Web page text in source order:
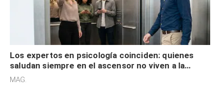
Los expertos en psicología coinciden: quienes
saludan siempre en el ascensor no viven a la
defensiva y tienen apertura social
MAG.